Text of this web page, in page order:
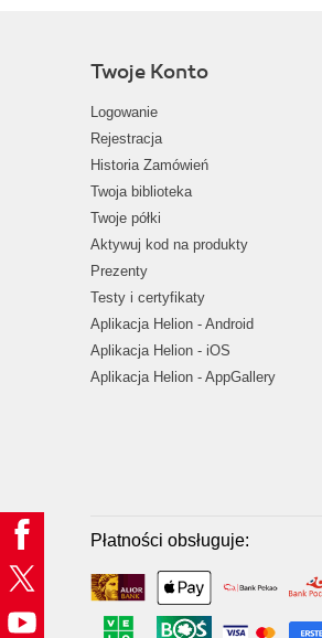
Twoje Konto
Logowanie
Rejestracja
Historia Zamówień
Twoja biblioteka
Twoje półki
Aktywuj kod na produkty
Prezenty
Testy i certyfikaty
Aplikacja Helion - Android
Aplikacja Helion - iOS
Aplikacja Helion - AppGallery
Płatności obsługuje: